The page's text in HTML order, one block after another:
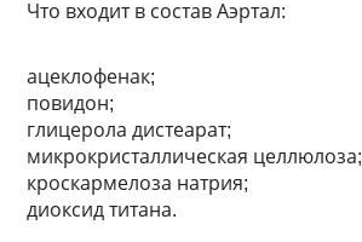
Что входит в состав Аэртал:
ацеклофенак;
повидон;
глицерола дистеарат;
микрокристаллическая целлюлоза;
кроскармелоза натрия;
диоксид титана.